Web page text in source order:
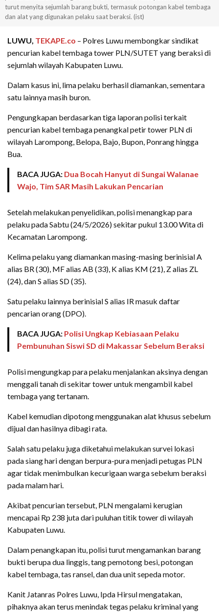
turut menyita sejumlah barang bukti, termasuk potongan kabel tembaga
dan alat yang digunakan pelaku saat beraksi. (ist)
LUWU, TEKAPE.co – Polres Luwu membongkar sindikat
pencurian kabel tembaga tower PLN/SUTET yang beraksi di
sejumlah wilayah Kabupaten Luwu.
Dalam kasus ini, lima pelaku berhasil diamankan, sementara
satu lainnya masih buron.
Pengungkapan berdasarkan tiga laporan polisi terkait
pencurian kabel tembaga penangkal petir tower PLN di
wilayah Larompong, Belopa, Bajo, Bupon, Ponrang hingga
Bua.
BACA JUGA: Dua Bocah Hanyut di Sungai Walanae
Wajo, Tim SAR Masih Lakukan Pencarian
Setelah melakukan penyelidikan, polisi menangkap para
pelaku pada Sabtu (24/5/2026) sekitar pukul 13.00 Wita di
Kecamatan Larompong.
Kelima pelaku yang diamankan masing-masing berinisial A
alias BR (30), MF alias AB (33), K alias KM (21), Z alias ZL
(24), dan S alias SD (35).
Satu pelaku lainnya berinisial S alias IR masuk daftar
pencarian orang (DPO).
BACA JUGA: Polisi Ungkap Kebiasaan Pelaku
Pembunuhan Siswi SD di Makassar Sebelum Beraksi
Polisi mengungkap para pelaku menjalankan aksinya dengan
menggali tanah di sekitar tower untuk mengambil kabel
tembaga yang tertanam.
Kabel kemudian dipotong menggunakan alat khusus sebelum
dijual dan hasilnya dibagi rata.
Salah satu pelaku juga diketahui melakukan survei lokasi
pada siang hari dengan berpura-pura menjadi petugas PLN
agar tidak menimbulkan kecurigaan warga sebelum beraksi
pada malam hari.
Akibat pencurian tersebut, PLN mengalami kerugian
mencapai Rp 238 juta dari puluhan titik tower di wilayah
Kabupaten Luwu.
Dalam penangkapan itu, polisi turut mengamankan barang
bukti berupa dua linggis, tang pemotong besi, potongan
kabel tembaga, tas ransel, dan dua unit sepeda motor.
Kanit Jatanras Polres Luwu, Ipda Hirsul mengatakan,
pihaknya akan terus menindak tegas pelaku kriminal yang